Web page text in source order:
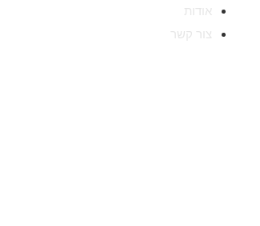
אודות
צור קשר